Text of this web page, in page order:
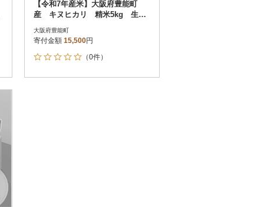
【令和7年産米】大阪府豊能町
産 キヌヒカリ 精米5kg 生産
者限定米
大阪府豊能町
寄付金額 15,500円
（0件）